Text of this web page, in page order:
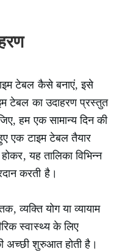
टेबल कैसे बनाएं, इसे
टेबल का उदाहरण प्रस्तुत
हम एक सामान्य दिन की
एक टाइम टेबल तैयार
यह तालिका विभिन्न
करती है।
योग या व्यायाम
स्वास्थ्य के लिए
अच्छी शुरुआत होती है।